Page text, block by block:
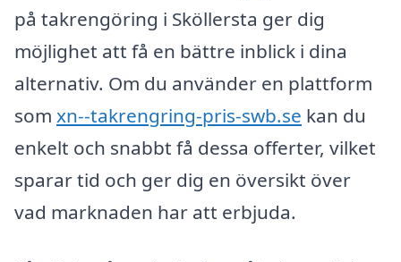
på takrengöring i Sköllersta ger dig
möjlighet att få en bättre inblick i dina
alternativ. Om du använder en plattform
som xn--takrengring-pris-swb.se kan du
enkelt och snabbt få dessa offerter, vilket
sparar tid och ger dig en översikt över
vad marknaden har att erbjuda.